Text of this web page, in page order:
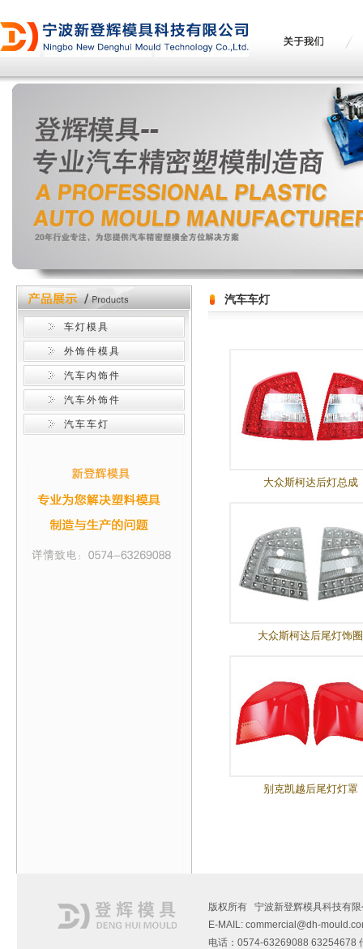
车灯模具
外饰件模具
汽车内饰件
汽车外饰件
汽车车灯
汽车车灯
大众斯柯达后灯总成
大众斯柯达后尾灯饰圈
别克凯越后尾灯灯罩
版权所有 宁波新登辉模具科技有
E-MAIL: commercial@dh-
电话：0574-63269088 63254678